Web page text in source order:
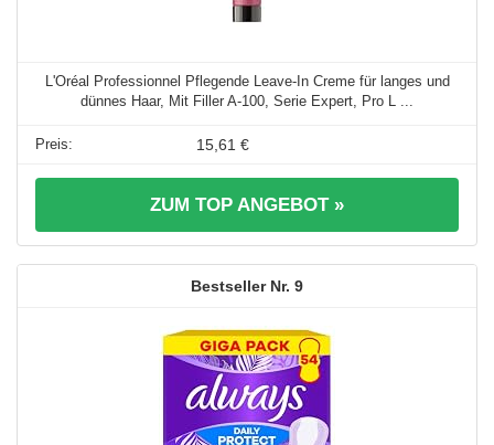
L'Oréal Professionnel Pflegende Leave-In Creme für langes und
dünnes Haar, Mit Filler A-100, Serie Expert, Pro L ...
15,61 €
ZUM TOP ANGEBOT »
9